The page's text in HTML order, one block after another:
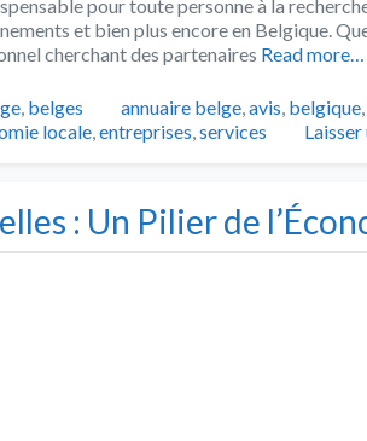
pour toute personne à la
et bien plus encore en Belgique.
cherchant des partenaires Read more…
, belges Tags
annuaire belge,avis, belgique,
locale,entreprises,services
: Un Pilier de